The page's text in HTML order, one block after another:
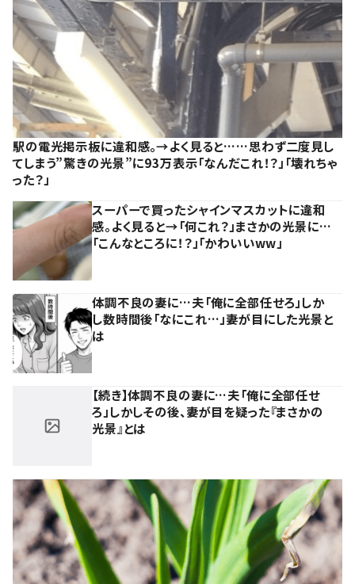
駅の電光掲示板に違和感。→よく見ると……思わず二度見し
てしまう”驚きの光景”に93万表示「なんだこれ！？」「壊れちゃ
った？」
スーパーで買ったシャインマスカットに違和
感。よく見ると→「何これ？」まさかの光景に…
「こんなところに！？」「かわいいww」
体調不良の妻に…夫「俺に全部任せろ」しか
し数時間後「なにこれ…」妻が目にした光景と
は
【続き】体調不良の妻に…夫「俺に全部任せ
ろ」しかしその後、妻が目を疑った『まさかの
光景』とは